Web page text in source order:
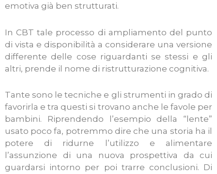
emotiva già ben strutturati.
In CBT tale processo di ampliamento del punto
di vista e disponibilità a considerare una versione
differente delle cose riguardanti se stessi e gli
altri, prende il nome di ristrutturazione cognitiva.
Tante sono le tecniche e gli strumenti in grado di
favorirla e tra questi si trovano anche le favole per
bambini. Riprendendo l’esempio della “lente”
usato poco fa, potremmo dire che una storia ha il
potere di ridurne l’utilizzo e alimentare
l’assunzione di una nuova prospettiva da cui
guardarsi intorno per poi trarre conclusioni. Di